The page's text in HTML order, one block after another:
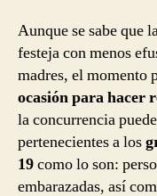
Aunque se sabe que
festeja con menos
madres, el momento
ocasión para hacer
la concurrencia
pertenecientes a los
19como lo son:
embarazadas, así